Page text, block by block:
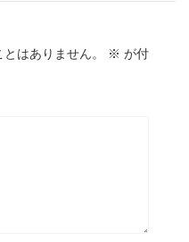
はありません。 ※ が付